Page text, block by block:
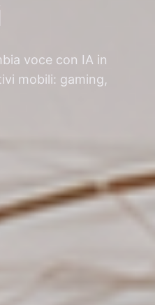
voce con IA in
mobili: gaming,